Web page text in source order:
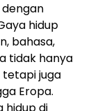
hidup
bahasa,
tidak hanya
tetapi juga
Eropa.